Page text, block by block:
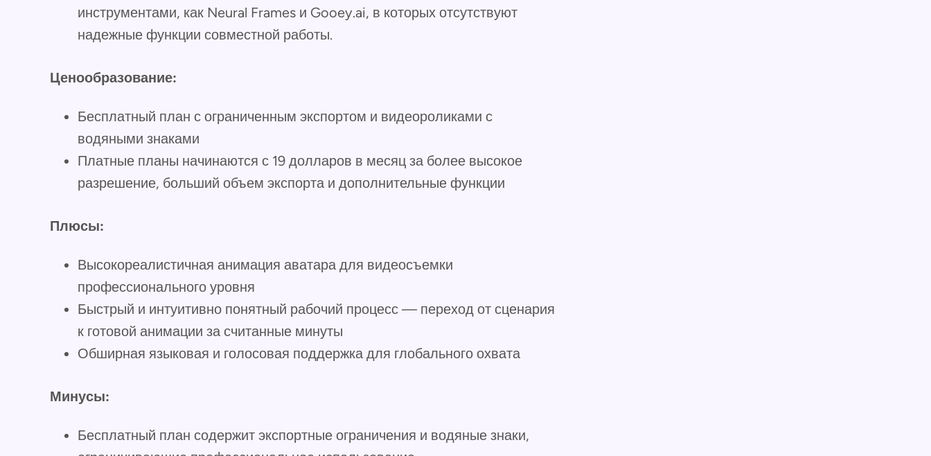
инструментами, как Neural Frames и Gooey.ai, в которых отсутствуют
надежные функции совместной работы.
Ценообразование:
Бесплатный план с ограниченным экспортом и видеороликами с
водяными знаками
Платные планы начинаются с 19 долларов в месяц за более высокое
разрешение, больший объем экспорта и дополнительные функции
Плюсы:
Высокореалистичная анимация аватара для видеосъемки
профессионального уровня
Быстрый и интуитивно понятный рабочий процесс — переход от сценария
к готовой анимации за считанные минуты
Обширная языковая и голосовая поддержка для глобального охвата
Минусы:
Бесплатный план содержит экспортные ограничения и водяные знаки,